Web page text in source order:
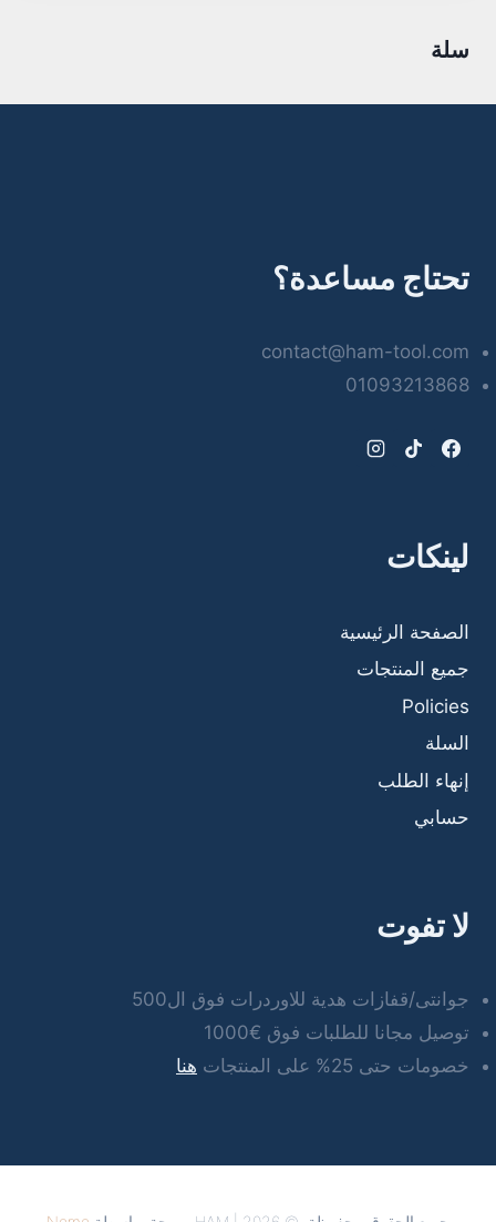
سلة
تحتاج مساعدة؟
contact@ham-tool.com
01093213868
لينكات
الصفحة الرئيسية
جميع المنتجات
Policies
السلة
إنهاء الطلب
حسابي
لا تفوت
جوانتى/قفازات هدية للاوردرات فوق ال500
توصيل مجانا للطلبات فوق €1000
خصومات حتى 25% على المنتجات
هنا